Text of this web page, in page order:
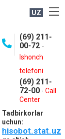
UZ
(69) 211-
00-72 -
Ishonch
telefoni
(69) 211-
72-00 - Call
Center
Tadbirkorlar
uchun:
hisobot.stat.uz